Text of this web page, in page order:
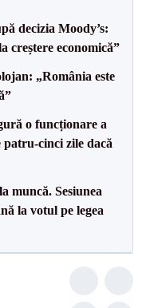
decizia Moody’s:
creștere economică”
„România este
o funcționare a
cinci zile dacă
muncă. Sesiunea
la votul pe legea